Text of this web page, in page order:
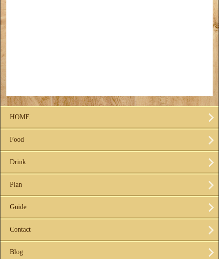
HOME
Food
Drink
Plan
Guide
Contact
Blog